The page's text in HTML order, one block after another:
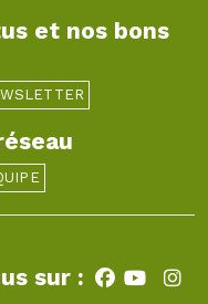
et nos bons
sur :